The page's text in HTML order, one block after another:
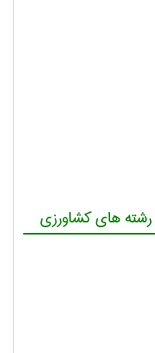
های کشاورزی